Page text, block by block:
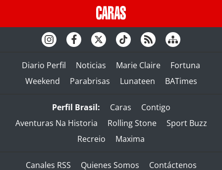
Diario Perfil Noticias Marie Claire
Fortuna
Weekend
Parabrisas Lunateen BATimes
Perfil Brasil: Caras
Contigo
Aventuras Na Historia
Rolling Stone
Sport Buzz
Recreio
Maxima
Canales RSS Quienes Somos Contáctenos